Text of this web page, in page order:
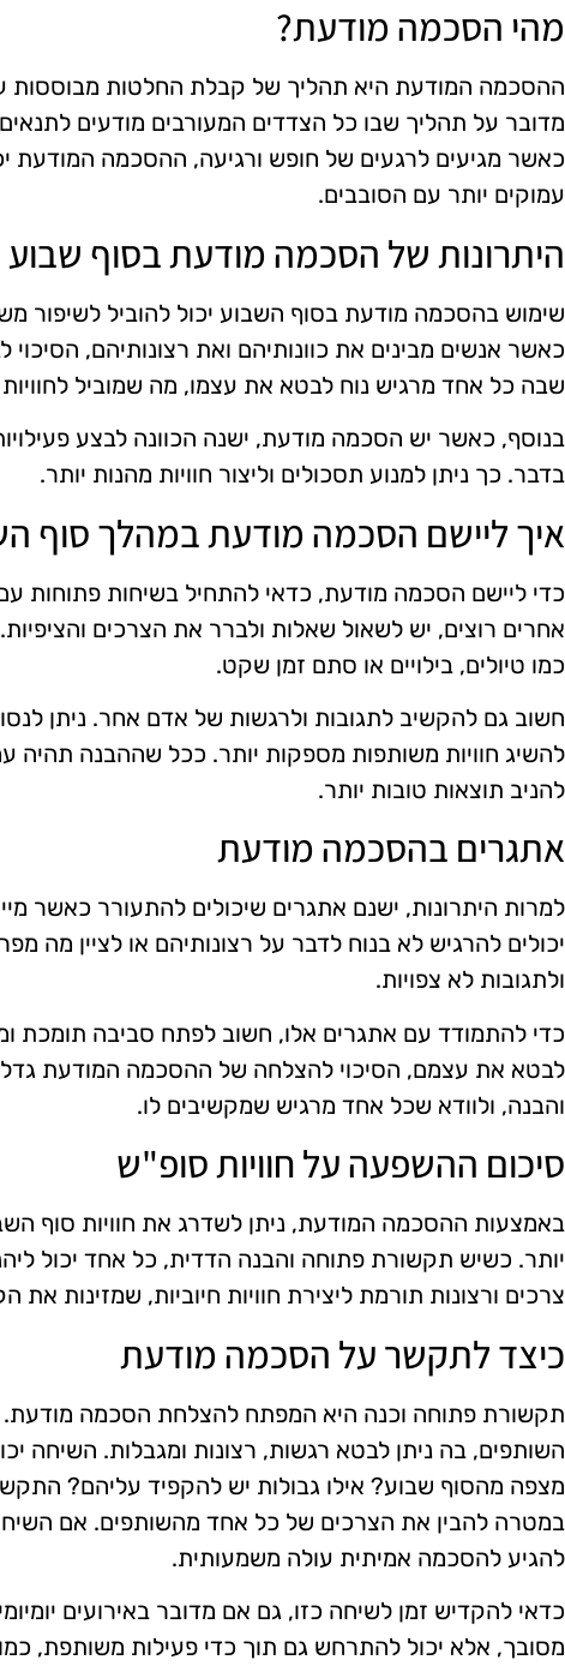
מהי הסכמה מודעת?
ההסכמה המודעת היא תהליך של קבלת החלטות
מדובר על תהליך שבו כל הצדדים המעורבים מודעים
כאשר מגיעים לרגעים של חופש ורגיעה, ההסכמה המודעת
עמוקים יותר עם הסובבים.
היתרונות של הסכמה מודעת בסוף שבוע
שימוש בהסכמה מודעת בסוף השבוע יכול להוביל לשיפור
כאשר אנשים מבינים את כוונותיהם ואת רצונותיהם,
שבה כל אחד מרגיש נוח לבטא את עצמו, מה שמוביל לחוויות
בנוסף, כאשר יש הסכמה מודעת, ישנה הכוונה לבצע
בדבר. כך ניתן למנוע תסכולים וליצור חוויות מהנות יותר.
איך ליישם הסכמה מודעת במהלך סוף
כדי ליישם הסכמה מודעת, כדאי להתחיל בשיחות פתוחות
אחרים רוצים, יש לשאול שאלות ולברר את הצרכים והציפיות.
כמו טיולים, בילויים או סתם זמן שקט.
חשוב גם להקשיב לתגובות ולרגשות של אדם אחר. ניתן
להשיג חוויות משותפות מספקות יותר. ככל שההבנה
להניב תוצאות טובות יותר.
אתגרים בהסכמה מודעת
למרות היתרונות, ישנם אתגרים שיכולים להתעורר כאשר
יכולים להרגיש לא בנוח לדבר על רצונותיהם או לציין מה
ולתגובות לא צפויות.
כדי להתמודד עם אתגרים אלו, חשוב לפתח סביבה תומכת
לבטא את עצמם, הסיכוי להצלחה של ההסכמה המודעת
והבנה, ולוודא שכל אחד מרגיש שמקשיבים לו.
סיכום ההשפעה על חוויות סופ"ש
באמצעות ההסכמה המודעת, ניתן לשדרג את חוויות סוף
יותר. כשיש תקשורת פתוחה והבנה הדדית, כל אחד יכול
צרכים ורצונות תורמת ליצירת חוויות חיוביות, שמזינות את
כיצד לתקשר על הסכמה מודעת
תקשורת פתוחה וכנה היא המפתח להצלחת הסכמה מודעת.
השותפים, בה ניתן לבטא רגשות, רצונות ומגבלות. השיחה
מצפה מהסוף שבוע? אילו גבולות יש להקפיד עליהם?
במטרה להבין את הצרכים של כל אחד מהשותפים. אם
להגיע להסכמה אמיתית עולה משמעותית.
כדאי להקדיש זמן לשיחה כזו, גם אם מדובר באירועים
מסובך, אלא יכול להתרחש גם תוך כדי פעילות משותפת,